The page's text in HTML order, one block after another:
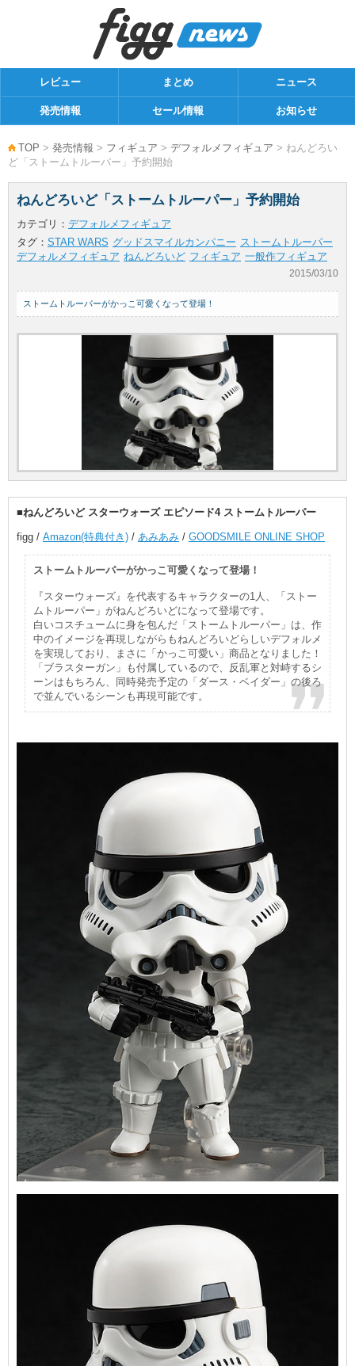
レビュー まとめ ニュース
発売情報 セール情報 お知らせ
TOP > 発売情報 > フィギュア > デフォルメフィギュア > ねんどろい
ど「ストームトルーパー」予約開始
ねんどろいど「ストームトルーパー」予約開始
カテゴリ： デフォルメフィギュア
タグ： STAR WARS グッドスマイルカンパニー ストームトルーパー
デフォルメフィギュア ねんどろいど フィギュア 一般作フィギュア
2015/03/10
ストームトルーパーがかっこ可愛くなって登場！
■ねんどろいど スターウォーズ エピソード4 ストームトルーパー
figg / Amazon(特典付き) / あみあみ / GOODSMILE ONLINE SHOP
ストームトルーパーがかっこ可愛くなって登場！
『スターウォーズ』を代表するキャラクターの1人、「ストー
ムトルーパー」がねんどろいどになって登場です。
白いコスチュームに身を包んだ「ストームトルーパー」は、作
中のイメージを再現しながらもねんどろいどらしいデフォルメ
を実現しており、まさに「かっこ可愛い」商品となりました！
「ブラスターガン」も付属しているので、反乱軍と対峙するシ
ーンはもちろん、同時発売予定の「ダース・ベイダー」の後ろ
で並んでいるシーンも再現可能です。